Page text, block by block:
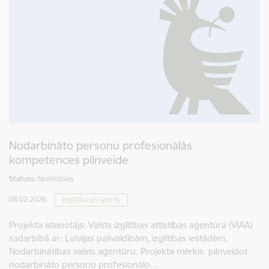
Nodarbināto personu profesionālās
kompetences pilnveide
Statuss: Noslēdzies
08.02.2026. Izglītība un sports
Projekta īstenotājs: Valsts izglītības attīstības aģentūra (VIAA)
sadarbībā ar: Latvijas pašvaldībām, izglītības iestādēm,
Nodarbinātības valsts aģentūru. Projekta mērķis: pilnveidot
nodarbināto personu profesionālo…